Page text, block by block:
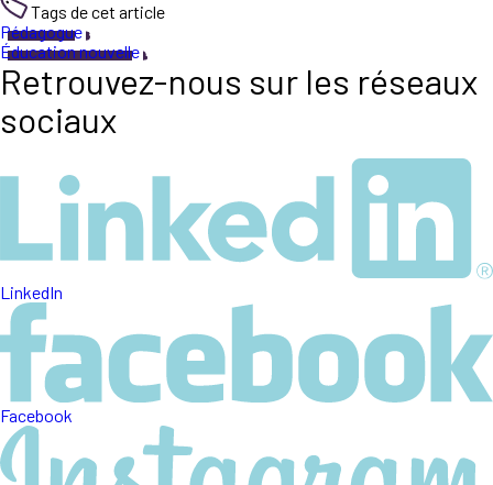
Tags de cet article
Pédagogue
Éducation nouvelle
Retrouvez-nous sur les réseaux
sociaux
LinkedIn
Facebook